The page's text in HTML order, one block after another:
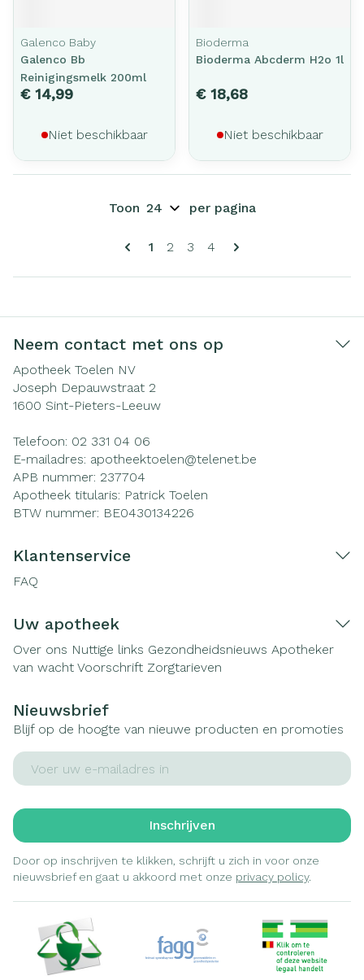
Galenco Baby
Galenco Bb
Reinigingsmelk 200ml
€ 14,99
Niet beschikbaar
Bioderma
Bioderma Abcderm H2o 1l
€ 18,68
Niet beschikbaar
Pagina's
U lees momenteel pagina
1 Pagina
2 Pagina
3 Pagina
4
Toon per pagina
Neem contact met ons op
Apotheek Toelen NV
Joseph Depauwstraat 2
1600 Sint-Pieters-Leeuw
Telefoon: 02 331 04 06
E-mailadres: apotheektoelen@telenet.be
APB nummer: 237704
Apotheek titularis: Patrick Toelen
BTW nummer: BE0430134226
Klantenservice
FAQ
Uw apotheek
Over ons Nuttige links Gezondheidsnieuws Apotheker
van wacht Voorschrift Zorgtarieven
Nieuwsbrief
Blijf op de hoogte van nieuwe producten en promoties
E-mail adres
Inschrijven
Door op inschrijven te klikken, schrijft u zich in voor onze
nieuwsbrief en gaat u akkoord met onze privacy policy.